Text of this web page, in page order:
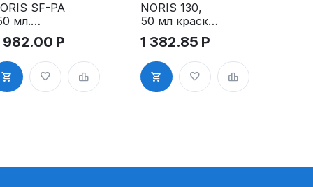
SF-PA
мл.
для
видов
и
982.00 Р
NORIS 130,
50 мл краска
черная для
всех видов
металлов
1 382.85 Р